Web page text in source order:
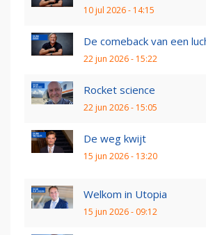
10 jul 2026 - 14:15
De comeback van een
22 jun 2026 - 15:22
Rocket science
22 jun 2026 - 15:05
De weg kwijt
15 jun 2026 - 13:20
Welkom in Utopia
15 jun 2026 - 09:12